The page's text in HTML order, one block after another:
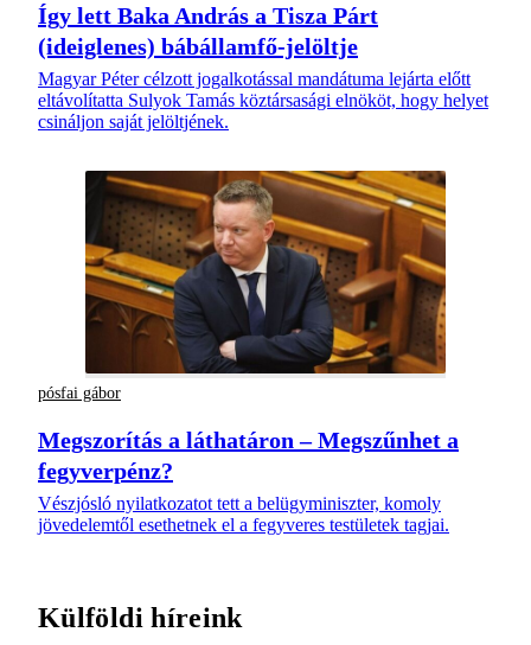
Így lett Baka András a Tisza Párt
(ideiglenes) bábállamfő-jelöltje
Magyar Péter célzott jogalkotással mandátuma lejárta előtt
eltávolítatta Sulyok Tamás köztársasági elnököt, hogy helyet
csináljon saját jelöltjének.
pósfai gábor
Megszorítás a láthatáron – Megszűnhet a
fegyverpénz?
Vészjósló nyilatkozatot tett a belügyminiszter, komoly
jövedelemtől esethetnek el a fegyveres testületek tagjai.
Külföldi híreink